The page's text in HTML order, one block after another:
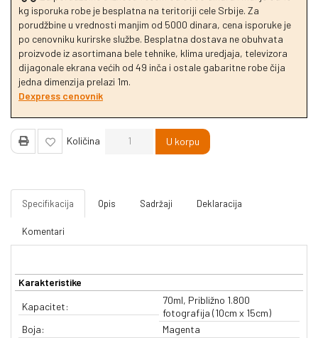
kg isporuka robe je besplatna na teritoriji cele Srbije. Za
porudžbine u vrednosti manjim od 5000 dinara, cena isporuke je
po cenovniku kurirske službe. Besplatna dostava ne obuhvata
proizvode iz asortimana bele tehnike, klima uredjaja, televizora
dijagonale ekrana većih od 49 inča i ostale gabaritne robe čija
jedna dimenzija prelazi 1m.
Dexpress cenovnik
Količina U korpu
Specifikacija Opis Sadržaji Deklaracija
Komentari
Karakteristike
Kapacitet:
70ml, Približno 1.800
fotografija (10cm x 15cm)
Boja:
Magenta